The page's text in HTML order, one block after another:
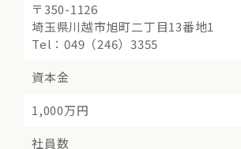
〒350-1126
埼玉県川越市旭町二丁目13番地1
Tel：049（246）3355
資本金
1,000万円
社員数